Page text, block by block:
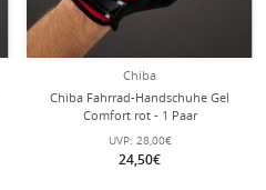
Chiba
Chiba Fahrrad-Handschuhe Gel
Comfort rot - 1 Paar
UVP: 28,00€
24,50€